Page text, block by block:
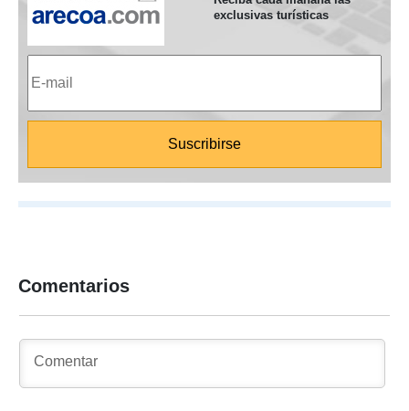
exclusivas turísticas
Comentarios